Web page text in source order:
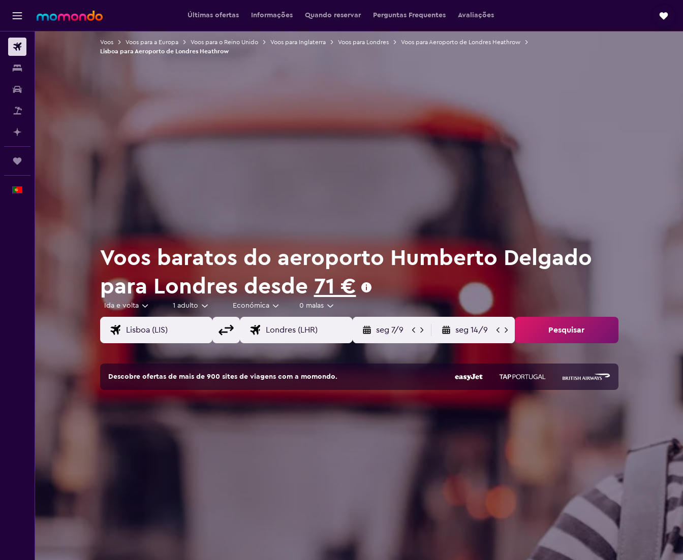
Últimas ofertas Informações Quando reservar Perguntas Frequentes Avaliações
Voos Voos para a Europa Voos para o Reino Unido Voos para Inglaterra Voos para Londres
Voos para Aeroporto de Londres Heathrow
Lisboa para Aeroporto de Londres Heathrow
Voos baratos do aeroporto Humberto Delgado
para Londres desde 71 €
Ida e volta 1 adulto Económica 0 malas
seg 7/9 seg 14/9 Pesquisar
Descobre ofertas de mais de 900 sites de viagens com a momondo.